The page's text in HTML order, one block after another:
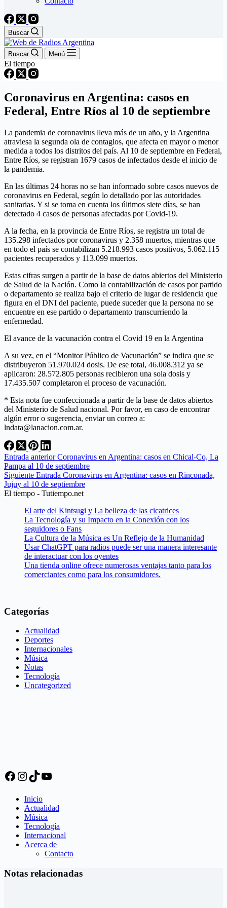
Buscar
Buscar Menú
El tiempo
Coronavirus en Argentina: casos en
Federal, Entre Ríos al 10 de septiembre
La pandemia de coronavirus lleva más de un año, y la Argentina
atraviesa la segunda ola de contagios, que afecta en mayor o menor
medida a todos los distritos del país. Al 10 de septiembre en Federal,
Entre Ríos, se registran 1679 casos de infectados desde el inicio de
la pandemia.
En las últimas 24 horas no se han informado sobre casos nuevos de
coronavirus en Federal, según lo detallado por las autoridades
sanitarias. Y si se toma en cuenta los últimos siete días, se han
detectado 4 casos de personas afectadas por Covid-19.
A la fecha, en la provincia de Entre Ríos, se registra un total de
135.298 infectados por coronavirus y 2.358 muertos, mientras que
en todo el país se contabilizan 5.218.993 casos positivos, 5.062.115
pacientes recuperados y 113.099 muertos.
Estas cifras surgen a partir de la base de datos abiertos del Ministerio
de Salud de la Nación. Como la contabilización de casos por partido
o departamento se realiza bajo el criterio de lugar de residencia que
figura en el DNI del paciente, puede suceder que la persona no se
encuentre en ese partido o departamento transcurriendo la
enfermedad.
El avance de la vacunación contra el Covid 19 en la Argentina
A su vez, en el “Monitor Público de Vacunación” se indica que se
distribuyeron 51.970.024 dosis. De ese total, 46.008.312 ya se
aplicaron: 28.572.805 personas recibieron una sola dosis y
17.435.507 completaron el proceso de vacunación.
* Esta nota fue confeccionada a partir de la base de datos abiertos
del Ministerio de Salud nacional. Por favor, en caso de encontrar
algún error o sugerencia, enviar un correo a:
lndata@lanacion.com.ar.
Entrada anteriorCoronavirus en Argentina: casos en Chical-Co, La
Pampa al 10 de septiembre
Siguiente Entrada Coronavirus en Argentina: casos en Rinconada,
Jujuy al 10 de septiembre
El tiempo - Tutiempo.net
El arte del Kintsugi y La belleza de las cicatrices
La Tecnología y su Impacto en la Conexión con los
seguidores o Fans
La Cultura de la Música es Un Reflejo de la Humanidad
Usar ChatGPT para radios puede ser una manera interesante
de interactuar con los oyentes
Una tienda online ofrece numerosas ventajas tanto para los
comerciantes como para los consumidores.
Categorías
Actualidad
Deportes
Internacionales
Música
Notas
Tecnología
Uncategorized
Facebook
Instagram
TikTok
YouTube
Inicio
Actualidad
Música
Tecnología
Internacional
Acerca de
Contacto
Notas relacionadas